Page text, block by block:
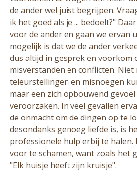
de ander wel juist begrijpen.
ik het goed als je ... bedoelt?"
voor de ander en gaan we ervan
mogelijk is dat we de ander
dus altijd in gesprek en voorkom
misverstanden en conflicten. Niet
teleurstellingen en misnoegen
maar een zich opbouwend
veroorzaken. In veel gevallen
de onmacht om de dingen op te
desondanks genoeg liefde is, is
professionele hulp erbij te halen.
voor te schamen, want zoals het
"Elk huisje heeft zijn kruisje".